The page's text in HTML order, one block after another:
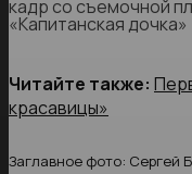
кадр со съемочной
«Капитанская дочка»
Читайте также:
красавицы»
Заглавное фото: Сергей